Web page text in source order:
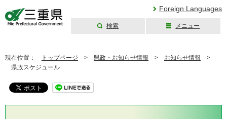
Foreign Languages
検索 メニュー
現在位置： トップページ > 県政・お知らせ情報 > お知らせ情報 >
県政スケジュール